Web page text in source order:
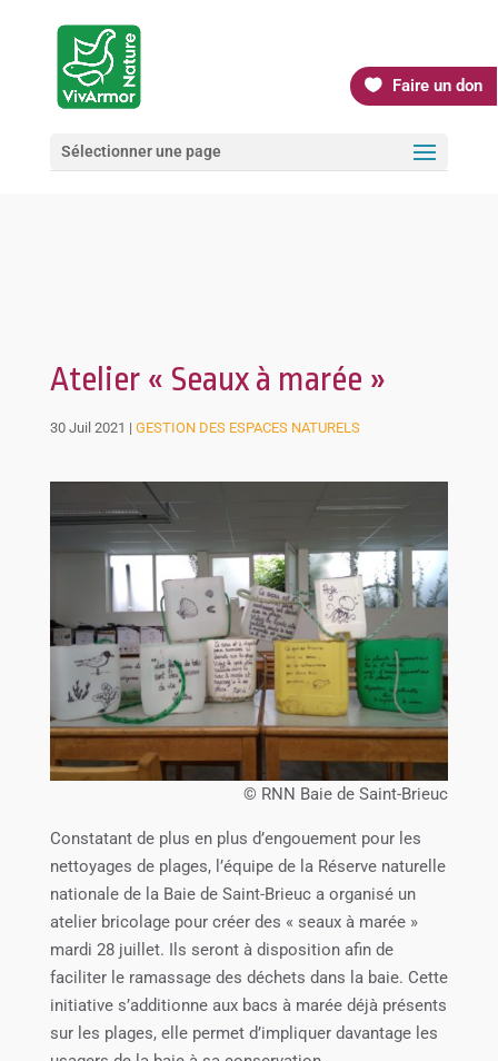
Faire un don
Sélectionner une page
Atelier « Seaux à marée »
30 Juil 2021 | GESTION DES ESPACES NATURELS
© RNN Baie de Saint-Brieuc
Constatant de plus en plus d’engouement pour les
nettoyages de plages, l’équipe de la Réserve naturelle
nationale de la Baie de Saint-Brieuc a organisé un
atelier bricolage pour créer des « seaux à marée »
mardi 28 juillet. Ils seront à disposition afin de
faciliter le ramassage des déchets dans la baie. Cette
initiative s’additionne aux bacs à marée déjà présents
sur les plages, elle permet d’impliquer davantage les